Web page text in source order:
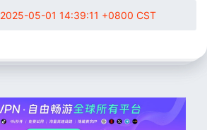
2025-05-01 14:39:11 +0800 CST